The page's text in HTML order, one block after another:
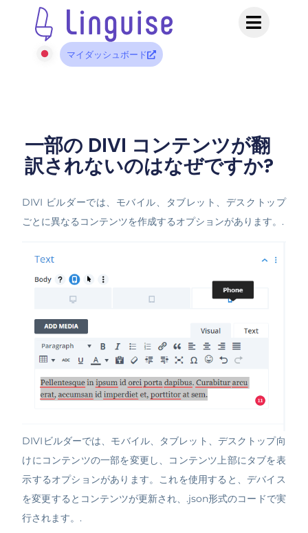
マイダッシュボード
一部の DIVI コンテンツが翻
訳されないのはなぜですか?
DIVI ビルダーでは、モバイル、タブレット、デスクトップ
ごとに異なるコンテンツを作成するオプションがあります。.
DIVIビルダーでは、モバイル、タブレット、デスクトップ向
けにコンテンツの一部を変更し、コンテンツ上部にタブを表
示するオプションがあります。これを使用すると、デバイス
を変更するとコンテンツが更新され、.json形式のコードで実
行されます。.